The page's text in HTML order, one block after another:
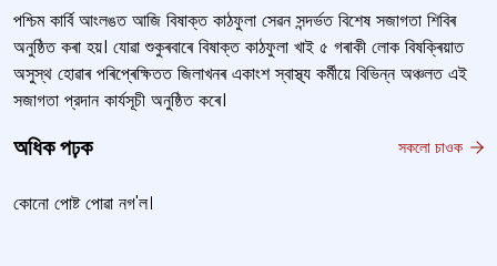
পশ্চিম কাৰ্বি আংলঙত আজি বিষাক্ত কাঠফুলা সেৱন সন্দৰ্ভত বিশেষ সজাগতা শিবিৰ
অনুষ্ঠিত কৰা হয়। যোৱা শুকুৰবাৰে বিষাক্ত কাঠফুলা খাই ৫ গৰাকী লোক বিষক্ৰিয়াত
অসুস্থ হোৱাৰ পৰিপ্ৰেক্ষিতত জিলাখনৰ একাংশ স্বাস্থ্য কর্মীয়ে বিভিন্ন অঞ্চলত এই
সজাগতা প্রদান কার্যসূচী অনুষ্ঠিত কৰে।
অধিক পঢ়ক সকলো চাওক
কোনো পোষ্ট পোৱা নগ'ল।